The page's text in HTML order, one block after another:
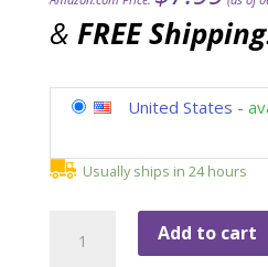
& FREE Shipping
United States -
Usually ships in 24 hours
Autenticas:Participando
Add to cart